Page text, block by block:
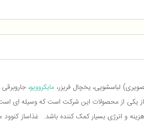
لباسشویی، یخچال فریزر، مایکروویو،
یکی از محصولات این شرکت است که وسیله ای